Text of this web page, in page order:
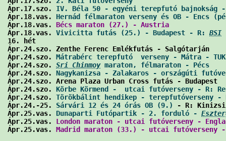
Ápr.17.szo. IV. Béla 50 - egyéni terepfutó bajnokság -
Ápr.18.vas. Hernád félmaraton verseny és OB - Encs
Ápr.18.vas. Bécs maraton (27.) - Austria
Ápr.18.vas. Vivicitta futás (25.) - Budapest - R: BSI
16. hét
Ápr.24.szo. Zenthe Ferenc Emlékfutás -
Ápr.24.szo. Mátrabérc terepfutó  verseny - Mátra -
Ápr.24.szo. Sri Chinmoy maraton, félmaraton - Pécs
Ápr.24.szo. Nagykanizsa - Zalakaros - országúti
Ápr.24.szo. Arena Plaza Urban Cross futás -
Ápr.24.szo. Körbe Körmend -  utcai futóverseny - R:
Ápr.24.szo. Törökbálint hendikep - terepfutóverseny
Ápr.24.-25. Sárvári 12 és 24 órás OB (9.)
- R:
Ápr.25.vas. Dunaparti Futópartik - 2. forduló -
Ápr.25.vas. London maraton - utcai futóverseny -
Ápr.25.vas. Madrid maraton (33.) - utcai futóverseny -